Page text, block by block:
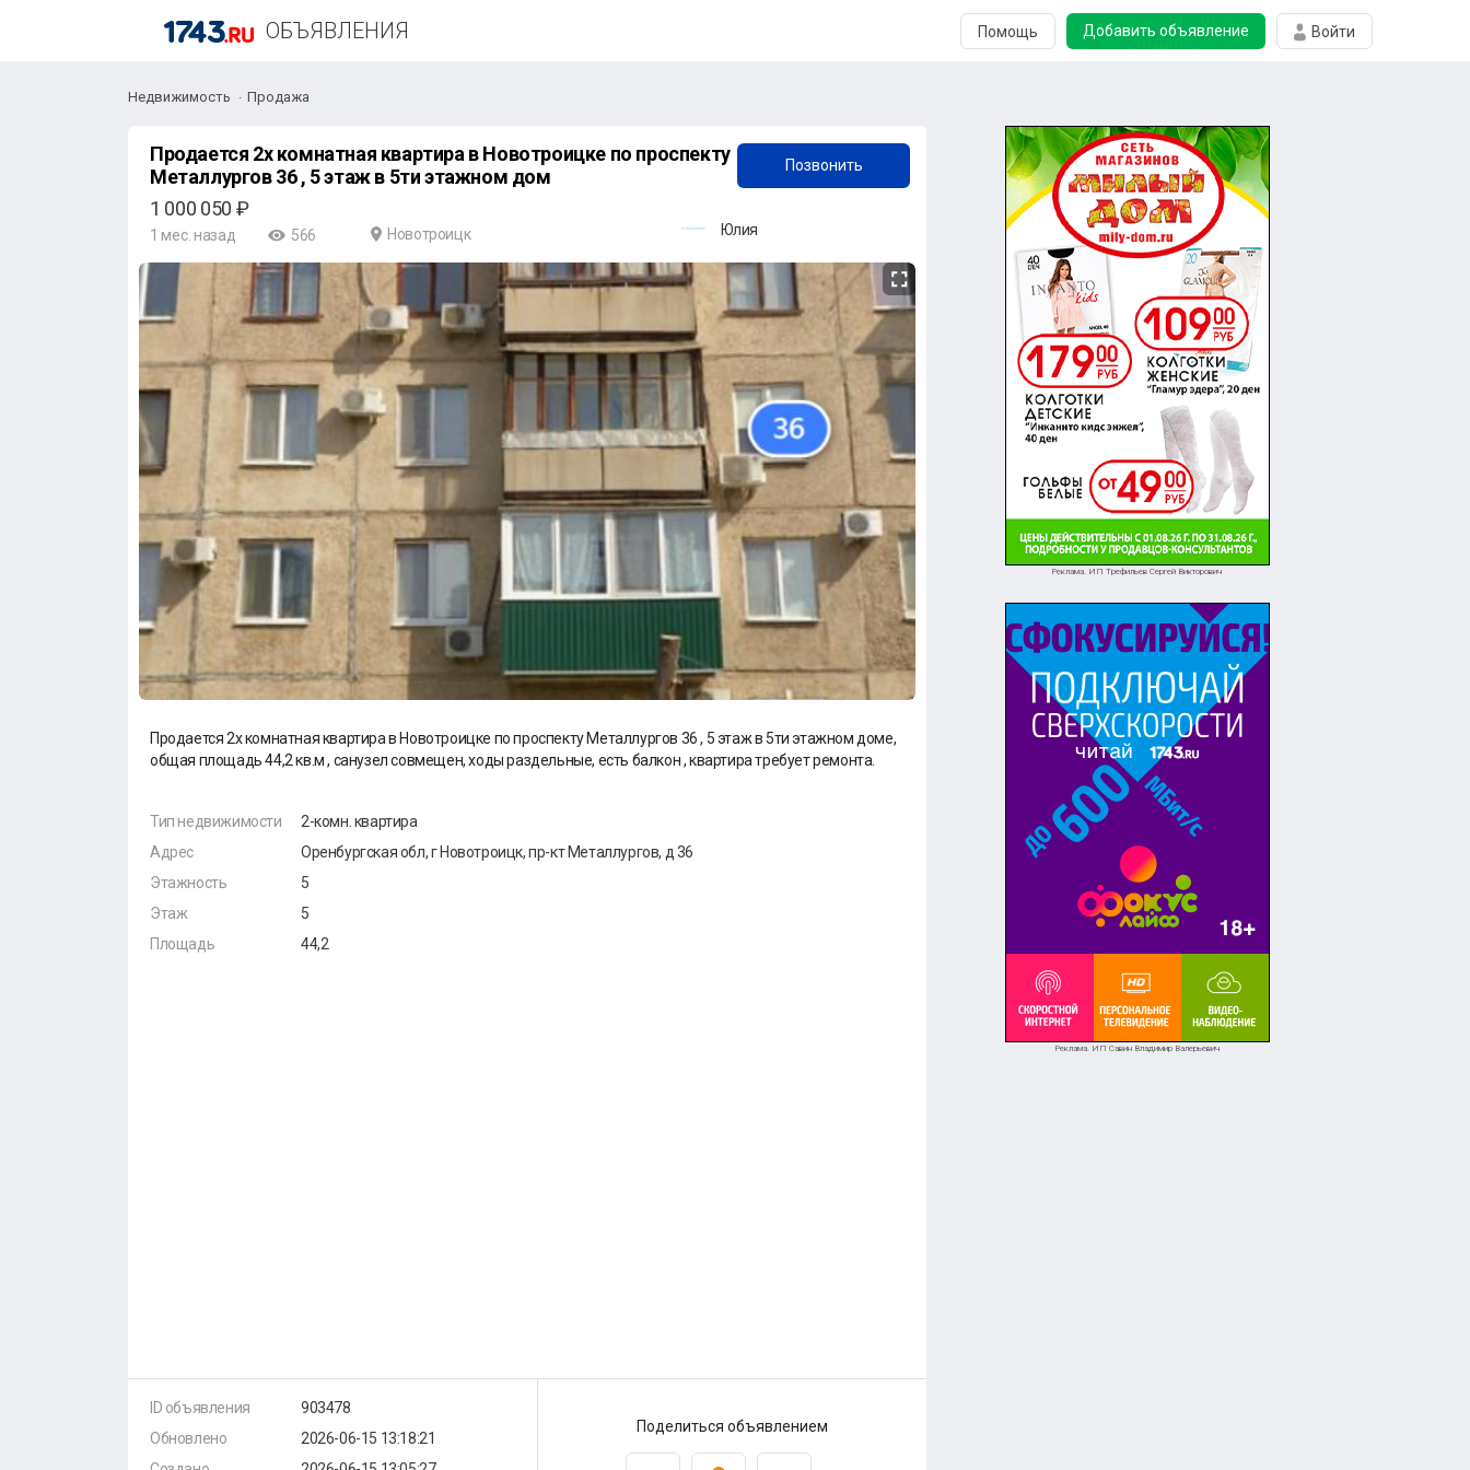
ОБЪЯВЛЕНИЯ Помощь Добавить объявление Войти
+7 (909) 611-01-35
Недвижимость Продажа
Продается 2х комнатная квартира в Новотроицке по проспекту
Металлургов 36 , 5 этаж в 5ти этажном дом
Позвонить
1 000 050 ₽
1 мес. назад 566 Новотроицк Юлия
Продается 2х комнатная квартира в Новотроицке по проспекту Металлургов 36 , 5 этаж в 5ти этажном доме,
общая площадь 44,2 кв.м , санузел совмещен, ходы раздельные, есть балкон , квартира требует ремонта.
Тип недвижимости
Адрес
Этажность
Этаж
Площадь
2-комн. квартира
Оренбургская обл, г Новотроицк, пр-кт Металлургов, д 36
5
5
44,2
ID объявления
Обновлено
903478
2026-06-15 13:18:21
Поделиться объявлением
Реклама. ИП Трефильев Сергей Викторович
Реклама. ИП Савин Владимир Валерьевич